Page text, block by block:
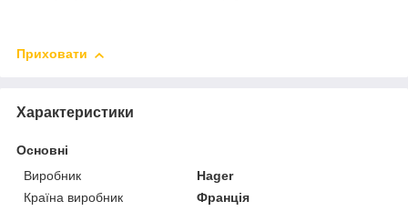
Приховати
Характеристики
Основні
Виробник
Hager
Країна виробник
Франція